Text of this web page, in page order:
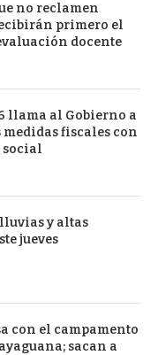
no reclamen
primero el
docente
llama al Gobierno a
fiscales con
social
y altas
jueves
con el campamento
sacan a